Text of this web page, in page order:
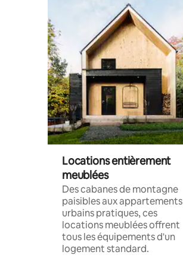
Locations entièrement
meublées
Des cabanes de montagne
paisibles aux appartements
urbains pratiques, ces
locations meublées offrent
tous les équipements d'un
logement standard.